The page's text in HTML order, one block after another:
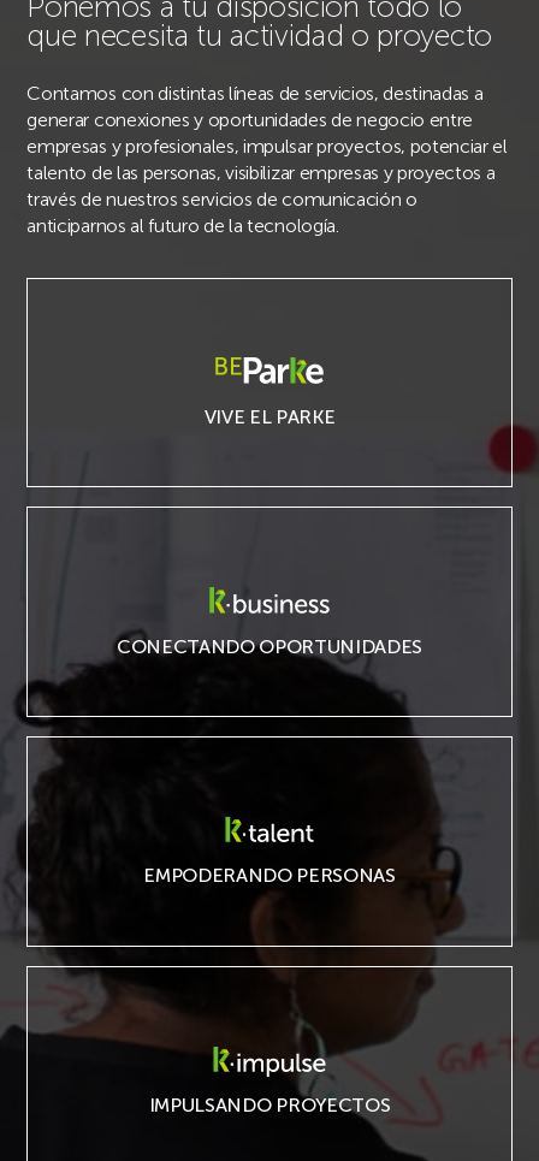
que necesita tu actividad o proyecto
Contamos con distintas líneas de servicios, destinadas a
generar conexiones y oportunidades de negocio entre
empresas y profesionales, impulsar proyectos, potenciar el
talento de las personas, visibilizar empresas y proyectos a
través de nuestros servicios de comunicación o
anticiparnos al futuro de la tecnología.
BeParke
VIVE EL PARKE
K·business
CONECTANDO OPORTUNIDADES
K·talent
EMPODERANDO PERSONAS
K·impulse
IMPULSANDO PROYECTOS